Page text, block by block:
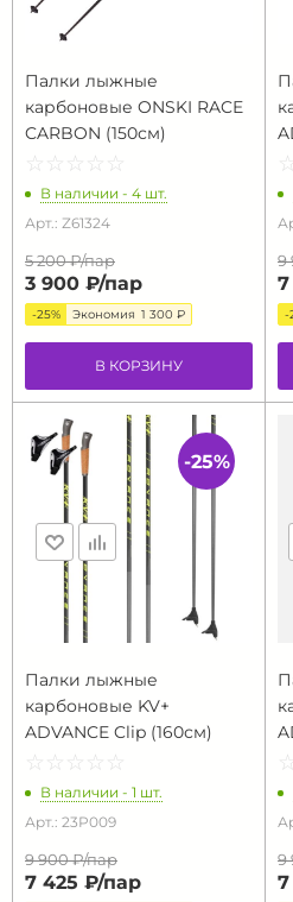
Палки лыжные
карбоновые ONSKI RACE
CARBON (150см)
☆ ☆ ☆ ☆ ☆
★ ★ ★ ★ ★
В наличии - 4 шт.
Арт.: Z61324
5 200 ₽/пар
3 900 ₽/пар
-25% Экономия 1 300 ₽
В КОРЗИНУ
☆★
9
-
Палки лыжные
карбоновые KV+
ADVANCE Clip (160см)
☆ ☆ ☆ ☆ ☆
★ ★ ★ ★ ★
В наличии - 1 шт.
Арт.: 23P009
9 900 ₽/пар
7 425 ₽/пар
-25%
☆★
9